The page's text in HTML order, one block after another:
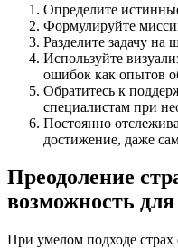
Определите
Формулируйте
Разделите задачу на
Используйте
ошибок как опытов
Обратитесь к
специалистам при
Постоянно
достижение, даже
Преодоление
возможность
При умелом подходе страх